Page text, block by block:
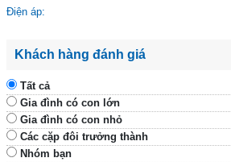
Điện áp:
Khách hàng đánh giá
Tất cả
Gia đình có con lớn
Gia đình có con nhỏ
Các cặp đôi trưởng thành
Nhóm bạn